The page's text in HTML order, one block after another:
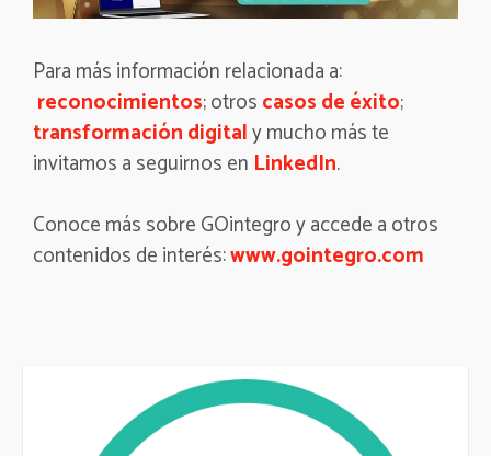
Para más información relacionada a:
reconocimientos; otroscasos de éxito;
transformación digitaly mucho más te
invitamos a seguirnos en LinkedIn.
Conoce más sobre GOintegro y accede a otros
contenidos de interés:www.gointegro.com